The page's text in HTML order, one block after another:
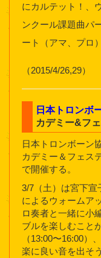
にカルテット！、
ンクール課題曲パ
ート（アマ、プロ
（2015/4/26,29）
日本トロンボ
カデミー&フ
日本トロンボーン
カデミー＆フェス
で開催する。
3/7（土）は宮下宣
によるウォームア
ロ奏者と一緒に小
ブルを楽しむこと
（13:00〜16:00）
楽に良い音を出そ